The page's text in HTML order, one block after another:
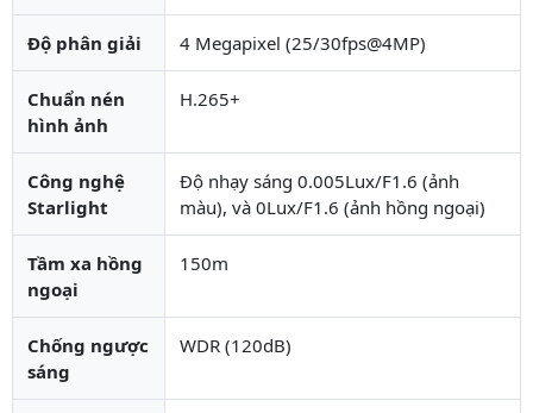
Độ phân giải 4 Megapixel (25/30fps@4MP)
Chuẩn nén
hình ảnh
H.265+
Công nghệ
Starlight
Độ nhạy sáng 0.005Lux/F1.6 (ảnh
màu), và 0Lux/F1.6 (ảnh hồng ngoại)
Tầm xa hồng
ngoại
150m
Chống ngược
sáng
WDR (120dB)